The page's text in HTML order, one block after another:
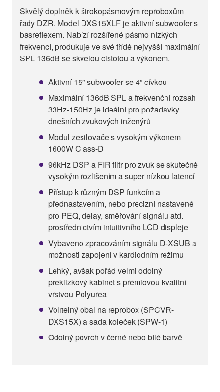
Skvělý doplněk k širokopásmovým reproboxům
řady DZR. Model DXS15XLF je aktivní subwoofer s
basreflexem. Nabízí rozšířené pásmo nízkých
frekvencí, produkuje ve své třídě nejvyšší maximální
SPL 136dB se skvělou čistotou a výkonem.
Aktivní 15” subwoofer se 4” cívkou
Maximální 136dB SPL a frekvenční rozsah
33Hz-150Hz je ideální pro požadavky
dnešních zvukových inženýrů
Modul zesilovače s vysokým výkonem
1600W Class-D
96kHz DSP a FIR filtr pro zvuk se skutečně
vysokým rozlišením a super nízkou latencí
Přístup k různým DSP funkcím a
přednastavením, nebo precizní nastavené
pro PEQ, delay, směřování signálu atd.
prostřednictvím intuitivního LCD displeje
Vybaveno zpracováním signálu D-XSUB a
možnosti zapojení v kardiodním režimu
Lehký, avšak pořád velmi odolný
překližkový kabinet s prémiovou kvalitní
vrstvou Polyurea
Volitelný obal na reprobox (SPCVR-
DXS15X) a sada koleček (SPW-1)
Odolný povrch v černé nebo bílé barvě